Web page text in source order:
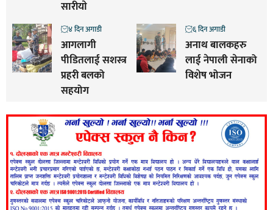
सारीयाे
आगलागी
पीडितलाई सशस्त्र
प्रहरी बलको
सहयोग
४ दिन अगाडी
अनाथ बालकहरु
लाई नेपाली सेनाको
विशेष भोजन
६ दिन अगाडी